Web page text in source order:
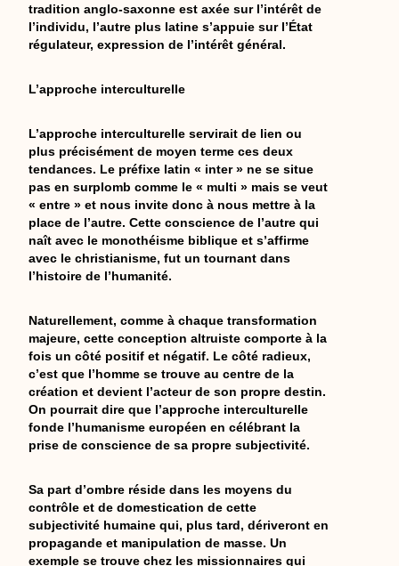
tradition anglo-saxonne est axée sur l’intérêt de
l’individu, l’autre plus latine s’appuie sur l’État
régulateur, expression de l’intérêt général.
L’approche interculturelle
L’approche interculturelle servirait de lien ou
plus précisément de moyen terme ces deux
tendances. Le préfixe latin « inter » ne se situe
pas en surplomb comme le « multi » mais se veut
« entre » et nous invite donc à nous mettre à la
place de l’autre. Cette conscience de l’autre qui
naît avec le monothéisme biblique et s’affirme
avec le christianisme, fut un tournant dans
l’histoire de l’humanité.
Naturellement, comme à chaque transformation
majeure, cette conception altruiste comporte à la
fois un côté positif et négatif. Le côté radieux,
c’est que l’homme se trouve au centre de la
création et devient l’acteur de son propre destin.
On pourrait dire que l’approche interculturelle
fonde l’humanisme européen en célébrant la
prise de conscience de sa propre subjectivité.
Sa part d’ombre réside dans les moyens du
contrôle et de domestication de cette
subjectivité humaine qui, plus tard, dériveront en
propagande et manipulation de masse. Un
exemple se trouve chez les missionnaires qui